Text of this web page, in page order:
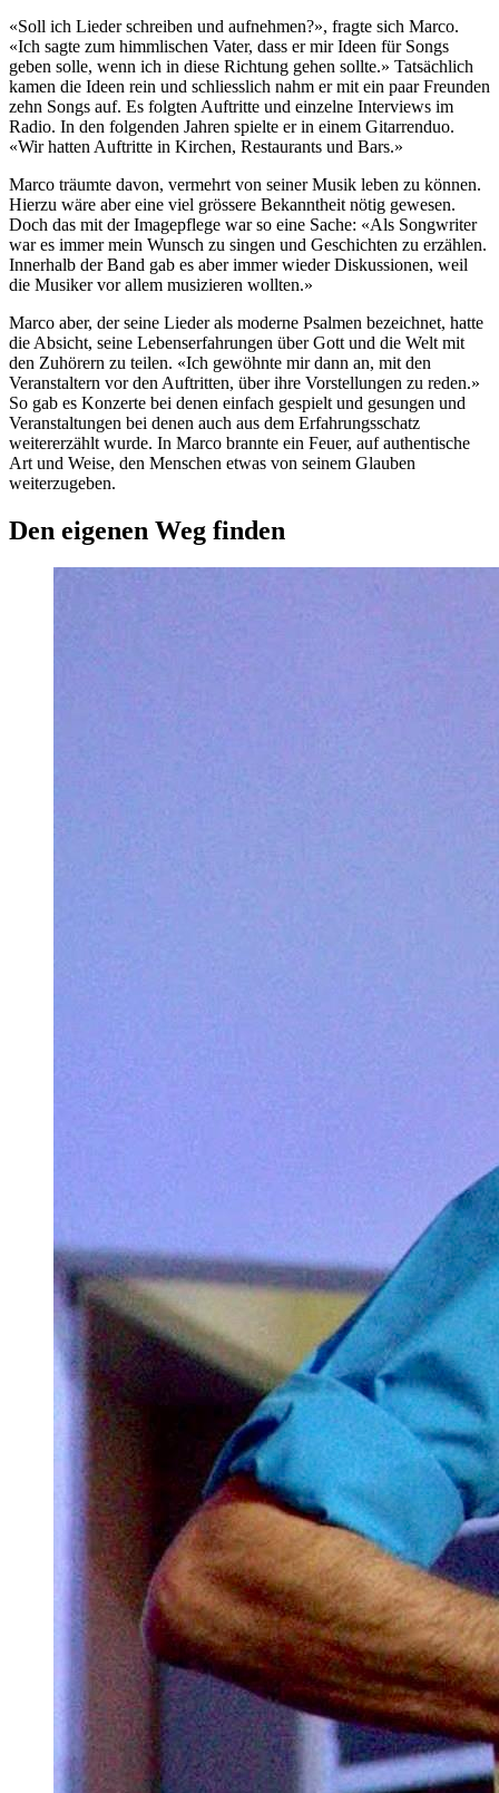
«Soll ich Lieder schreiben und aufnehmen?», fragte sich Marco.
«Ich sagte zum himmlischen Vater, dass er mir Ideen für Songs
geben solle, wenn ich in diese Richtung gehen sollte.» Tatsächlich
kamen die Ideen rein und schliesslich nahm er mit ein paar Freunden
zehn Songs auf. Es folgten Auftritte und einzelne Interviews im
Radio. In den folgenden Jahren spielte er in einem Gitarrenduo.
«Wir hatten Auftritte in Kirchen, Restaurants und Bars.»
Marco träumte davon, vermehrt von seiner Musik leben zu können.
Hierzu wäre aber eine viel grössere Bekanntheit nötig gewesen.
Doch das mit der Imagepflege war so eine Sache: «Als Songwriter
war es immer mein Wunsch zu singen und Geschichten zu erzählen.
Innerhalb der Band gab es aber immer wieder Diskussionen, weil
die Musiker vor allem musizieren wollten.»
Marco aber, der seine Lieder als moderne Psalmen bezeichnet, hatte
die Absicht, seine Lebenserfahrungen über Gott und die Welt mit
den Zuhörern zu teilen. «Ich gewöhnte mir dann an, mit den
Veranstaltern vor den Auftritten, über ihre Vorstellungen zu reden.»
So gab es Konzerte bei denen einfach gespielt und gesungen und
Veranstaltungen bei denen auch aus dem Erfahrungsschatz
weitererzählt wurde. In Marco brannte ein Feuer, auf authentische
Art und Weise, den Menschen etwas von seinem Glauben
weiterzugeben.
Den eigenen Weg finden